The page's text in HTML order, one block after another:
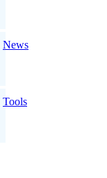
News
Tools